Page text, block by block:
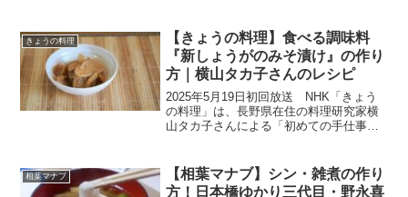
回は、地引き網でどんな魚が獲れるか大
調査するため、神奈...
きょうの料理
【きょうの料理】食べる調味料
『新しょうがのみそ漬け』の作り
方｜横山タカ子さんのレシピ
2025年5月19日初回放送 NHK「きょう
の料理」は、長野県在住の料理研究家横
山タカ子さんによる「初めての手仕事」
な辛みが魅力です。保存食づくりに定評
があるの横山さん...
相葉マナブ
【相葉マナブ】シン・雑煮の作り
方！日本橋ゆかり三代目・野永喜